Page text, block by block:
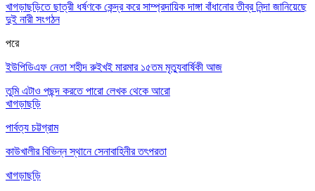
খাগড়াছড়িতে ছাত্রী ধর্ষণকে কেন্দ্র করে সাম্প্রদায়িক দাঙ্গা বাঁধানোর তীব্র নিন্দা জানিয়েছে
দুই নারী সংগঠন
পরে
ইউপিডিএফ নেতা শহীদ রুইখই মারমার ১৫তম মৃত্যুবার্ষিকী আজ
তুমি এটাও পছন্দ করতে পারো লেখক থেকে আরো
খাগড়াছড়ি
পার্বত্য চট্টগ্রাম
কাউখালীর বিভিন্ন স্থানে সেনাবাহিনীর তৎপরতা
খাগড়াছড়ি